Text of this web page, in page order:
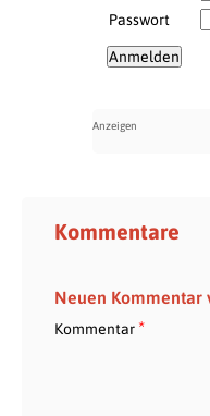
Passwort
Kommentare
Neuen Kommentar
Kommentar*